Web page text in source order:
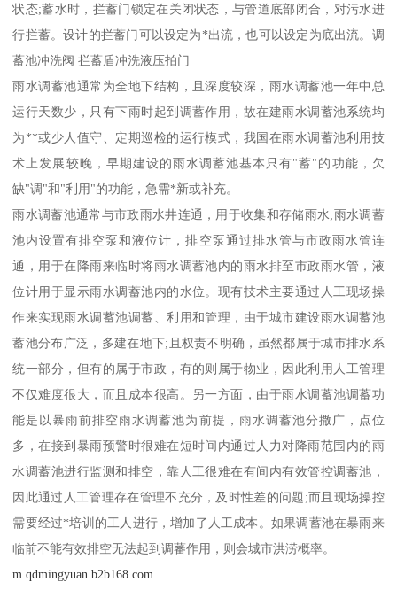
状态;蓄水时，拦蓄门锁定在关闭状态，与管道底部闭合，对污水进
行拦蓄。设计的拦蓄门可以设定为*出流，也可以设定为底出流。调
蓄池冲洗阀 拦蓄盾冲洗液压拍门
雨水调蓄池通常为全地下结构，且深度较深，雨水调蓄池一年中总
运行天数少，只有下雨时起到调蓄作用，故在建雨水调蓄池系统均
为**或少人值守、定期巡检的运行模式，我国在雨水调蓄池利用技
术上发展较晚，早期建设的雨水调蓄池基本只有"蓄"的功能，欠
缺"调"和"利用"的功能，急需*新或补充。
雨水调蓄池通常与市政雨水井连通，用于收集和存储雨水;雨水调蓄
池内设置有排空泵和液位计，排空泵通过排水管与市政雨水管连
通，用于在降雨来临时将雨水调蓄池内的雨水排至市政雨水管，液
位计用于显示雨水调蓄池内的水位。现有技术主要通过人工现场操
作来实现雨水调蓄池调蓄、利用和管理，由于城市建设雨水调蓄池
蓄池分布广泛，多建在地下;且权责不明确，虽然都属于城市排水系
统一部分，但有的属于市政，有的则属于物业，因此利用人工管理
不仅难度很大，而且成本很高。另一方面，由于雨水调蓄池调蓄功
能是以暴雨前排空雨水调蓄池为前提，雨水调蓄池分撒广，点位
多，在接到暴雨预警时很难在短时间内通过人力对降雨范围内的雨
水调蓄池进行监测和排空，靠人工很难在有间内有效管控调蓄池，
因此通过人工管理存在管理不充分，及时性差的问题;而且现场操控
需要经过*培训的工人进行，增加了人工成本。如果调蓄池在暴雨来
临前不能有效排空无法起到调蕃作用，则会城市洪涝概率。
m.qdmingyuan.b2b168.com